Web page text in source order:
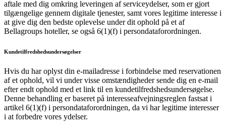
aftale med dig omkring leveringen af serviceydelser, som er gjort
tilgængelige gennem digitale tjenester, samt vores legitime interesse i
at give dig den bedste oplevelse under dit ophold på et af
Bellagroups hoteller, se også 6(1)(f) i persondataforordningen.
Kundetilfredshedsundersøgelser
Hvis du har oplyst din e-mailadresse i forbindelse med reservationen
af et ophold, vil vi under visse omstændigheder sende dig en e-mail
efter endt ophold med et link til en kundetilfredshedsundersøgelse.
Denne behandling er baseret på interesseafvejningsreglen fastsat i
artikel 6(1)(f) i persondataforordningen, da vi har legitime interesser
i at forbedre vores ydelser.